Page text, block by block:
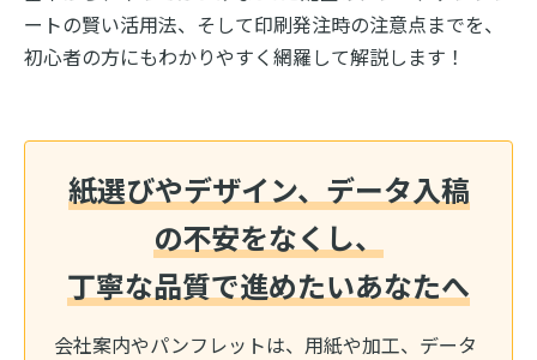
ートの賢い活用法、そして印刷発注時の注意点までを、
初心者の方にもわかりやすく網羅して解説します！
紙選びやデザイン、データ入稿
の不安をなくし、
丁寧な品質で進めたいあなたへ
会社案内やパンフレットは、用紙や加工、データ